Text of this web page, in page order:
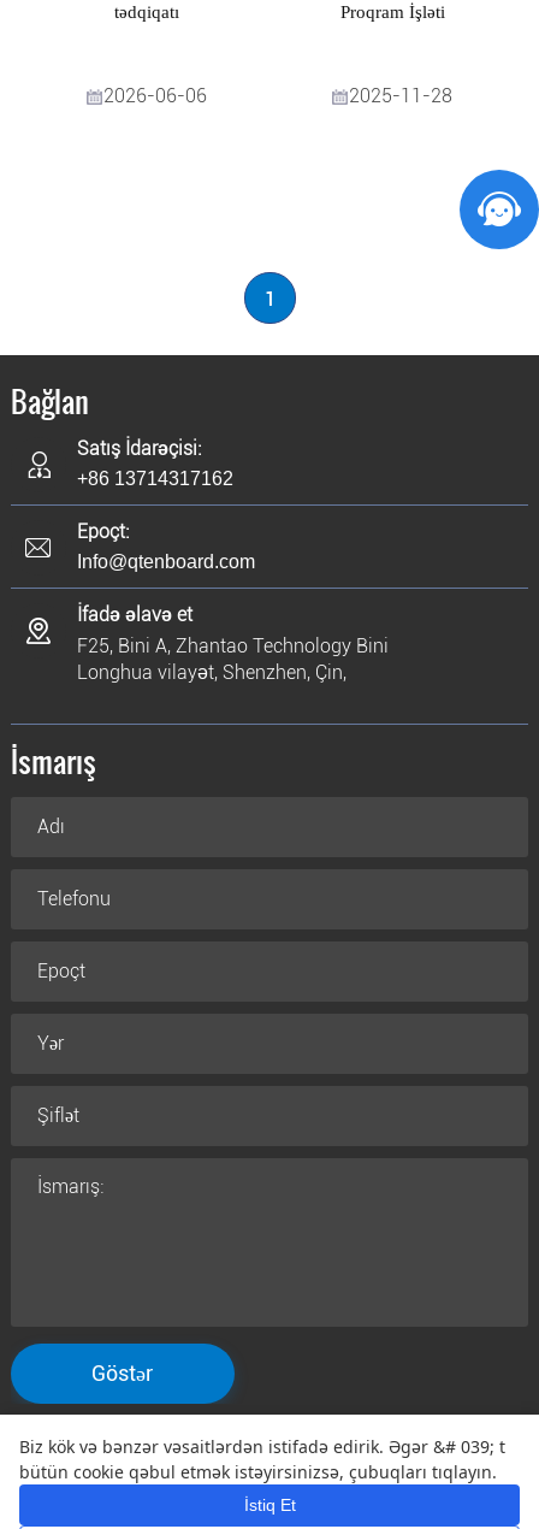
tədqiqatı
2026-06-06
Proqram İşləti
2025-11-28
1
Bağlan
Satış İdarəçisi:
+86 13714317162
Epoçt:
Info@qtenboard.com
İfadə əlavə et
F25, Bini A, Zhantao Technology Bini
Longhua vilayət, Shenzhen, Çin,
İsmarış
Göstər
Köçür©2005 Qtenbor
Xəbərdarlıq Sadir | Vaxtlər | Warranty siyasi | Qeyd
Biz kök və bənzər vəsaitlərdən istifadə edirik. Əgər &# 039; t
bütün cookie qəbul etmək istəyirsinizsə, çubuqları tıqlayın.
İstiq Et